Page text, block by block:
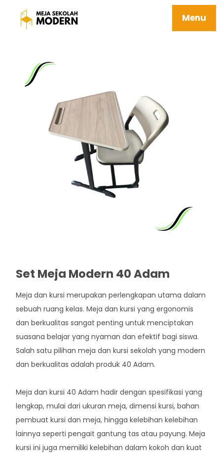
Menu
Harga Meja Sekolah Tk Ergonomis Mudah
Perawatan 40 Adam
Set Meja Modern 40 Adam
Meja dan kursi merupakan perlengkapan utama dalam
sebuah ruang kelas. Meja dan kursi yang ergonomis
dan berkualitas sangat penting untuk menciptakan
suasana belajar yang nyaman dan efektif bagi siswa.
Salah satu pilihan meja dan kursi sekolah yang modern
dan berkualitas adalah produk 40 Adam.
Meja dan kursi 40 Adam hadir dengan spesifikasi yang
lengkap, mulai dari ukuran meja, dimensi kursi, bahan
pembuat kursi dan meja, hingga kelebihan kelebihan
lainnya seperti pengait gantung tas atau payung. Meja
kursi ini juga memiliki kelebihan dalam kokoh dan kuat